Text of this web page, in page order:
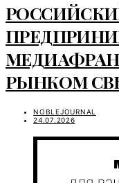
РЫНКОМ
NOBLEJOURNAL
24.07.2026